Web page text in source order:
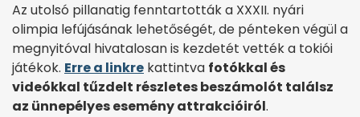
Az utolsó pillanatig fenntartották a XXXII. nyári
olimpia lefújásának lehetőségét, de pénteken végül a
megnyitóval hivatalosan is kezdetét vették a tokiói
játékok. Erre a linkre kattintva fotókkal és
videókkal tűzdelt részletes beszámolót találsz
az ünnepélyes esemény attrakcióiról.